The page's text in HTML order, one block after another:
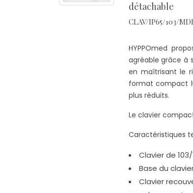
détachable
CLAV/IP65/103/
HYPPOmed
agréable grâce à
en maîtrisant le
format compact
plus réduits.
Le clavier
Caractéristiques
Clavier de
Base du
Clavier